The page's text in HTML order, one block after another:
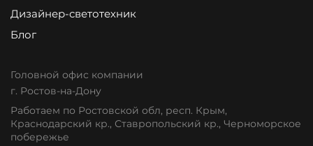
Дизайнер-светотехник
Блог
Головной офис компании
г. Ростов-на-Дону
Работаем по Ростовской обл, респ. Крым,
Краснодарский кр., Ставропольский кр., Черноморское
побережье